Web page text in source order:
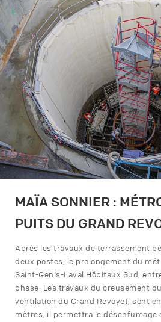
MAÏA SONNIER :
PUITS DU GRAND
Après les travaux de terrassement
deux postes, le prolongement du
Saint-Genis-Laval Hôpitaux Sud,
phase. Les travaux du creusement
ventilation du Grand Revoyet, sont
mètres, il permettra le désenfumage